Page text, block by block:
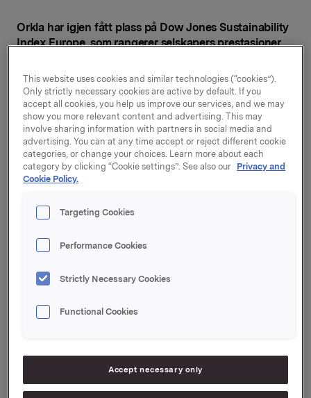
Orkla har igjen fått plass på Dow Jones Sustainability
Index Europe, som rangerer selskapers prestasjoner
– Vi ser at Orklas arbeid med bærekraft blir stadig
viktigere for å skape vekst og bygge tillit. At vi
inkluderes i en av verdens best ansette
bærekraftsindekser er en viktig anerkjennelse av
jobben vi gjør. Det gir inspirasjon til videre innsats, sier
direktør for bærekraft i Orkla, Ellen Behrens.
Indeksen fra Dow Jones blir av mange betraktet som
verdens mest betydelige rangering av selskapers
prestasjoner innenfor miljø og samfunnsansvar, og er
interessenter i vurderingen av selskapers ikke-
- Vi jobber målrettet med de utfordringene som er
knyttet til vår egen verdikjede. Ved å fremme
bærekraftig råvareproduksjon, utvikle fornybar og
Det handler både om å ta ansvar og om å leve opp til
forbrukernes forventninger, sier Behrens.
This website uses cookies and similar technologies (“cookies”).
Only strictly necessary cookies are active by default. If you
accept all cookies, you help us improve our services, and we may
show you more relevant content and advertising. This may
involve sharing information with partners in social media and
advertising. You can at any time accept or reject different cookie
categories, or change your choices. Learn more about each
category by clicking “Cookie settings”. See also our Privacy and
Cookie Policy.
Targeting Cookies
Performance Cookies
Strictly Necessary Cookies
Functional Cookies
Accept necessary only